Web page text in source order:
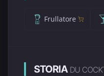
Frullatore
STORIA DU